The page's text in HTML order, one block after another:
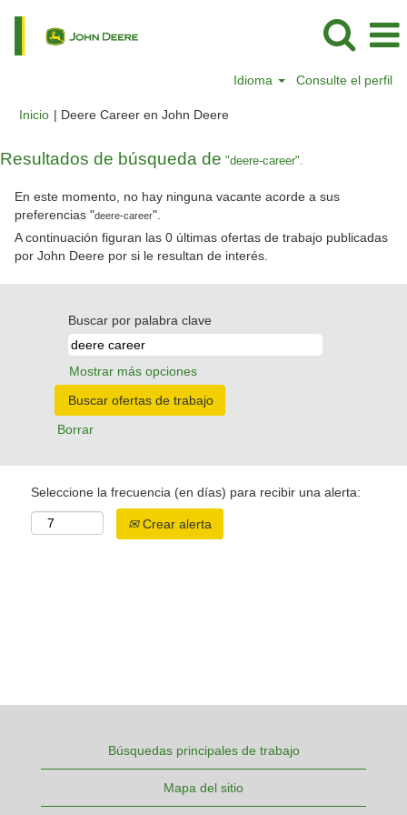
Idioma Consulte el perfil
Inicio | Deere Career en John Deere(página
Resultados de búsqueda de "deere-career".
En este momento, no hay ninguna vacante acorde a sus
preferencias "deere-career".
A continuación figuran las 0 últimas ofertas de trabajo publicadas
por John Deere por si le resultan de interés.
Buscar por palabra clave
Mostrar más opciones
Borrar
Seleccione la frecuencia (en días) para recibir una alerta:
Crear alerta
Búsquedas principales de trabajo
Mapa del sitio